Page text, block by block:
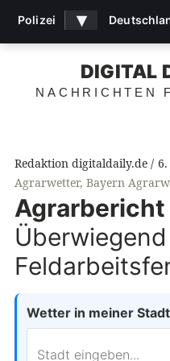
DIGITAL
NACHRICHTEN
Redaktion digitaldaily.de
Agrarwetter, Bayern
Agrarbericht
Wetter in meiner Stadt
Polizei ▾